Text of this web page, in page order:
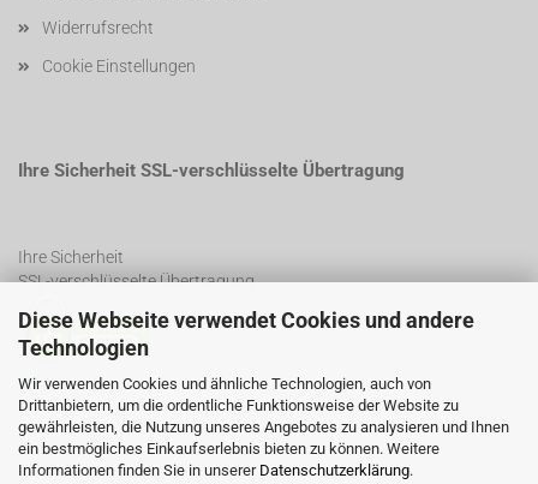
Diese Webseite verwendet Cookies und andere
Technologien
Wir verwenden Cookies und ähnliche Technologien, auch von
Drittanbietern, um die ordentliche Funktionsweise der Website zu
gewährleisten, die Nutzung unseres Angebotes zu analysieren und Ihnen
ein bestmögliches Einkaufserlebnis bieten zu können. Weitere
Informationen finden Sie in unserer Datenschutzerklärung.
Widerrufsrecht
Cookie Einstellungen
Ihre Sicherheit SSL-verschlüsselte Übertragung
Ihre Sicherheit
SSL-verschlüsselte Übertragung
SSL Certificate